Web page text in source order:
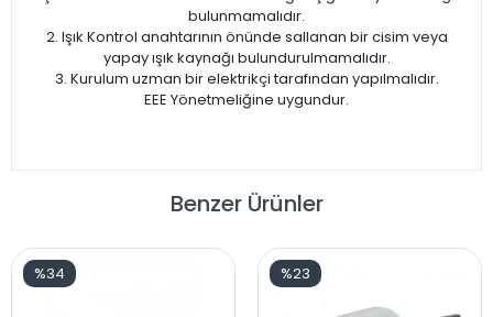
bulunmamalıdır.
2. Işık Kontrol anahtarının önünde sallanan bir cisim veya
yapay ışık kaynağı bulundurulmamalıdır.
3. Kurulum uzman bir elektrikçi tarafından yapılmalıdır.
EEE Yönetmeliğine uygundur.
Benzer Ürünler
%34 %23